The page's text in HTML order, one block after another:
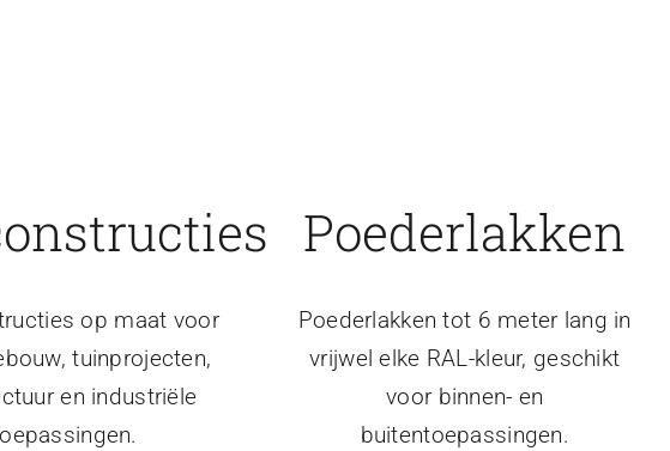
op maat voor
tuinprojecten,
en industriële
Poederlakken
Poederlakken tot 6 meter lang in
vrijwel elke RAL-kleur, geschikt
voor binnen- en
buitentoepassingen.